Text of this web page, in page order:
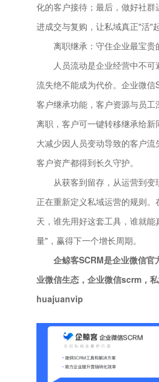
化的客户接待；最后，做好社群
进成交与复购，让私域真正"活"起
离职继承：守住企业最宝贵
人员流动是企业经营中不可
流失绝不能成为代价。企业微信
客户继承功能，客户资源与员工
离职，客户可一键转移继承给新
大减少因人员变动导致的客户流
客户资产都得到长久守护。
从获客到留存，从运营到变
正在重新定义私域运营的规则。
天，谁先用好这套工具，谁就能
量"，赢得下一个增长周期。
企鲸客SCRM是企业微信官
业微信生态，企业微信scrm，
huajuanvip